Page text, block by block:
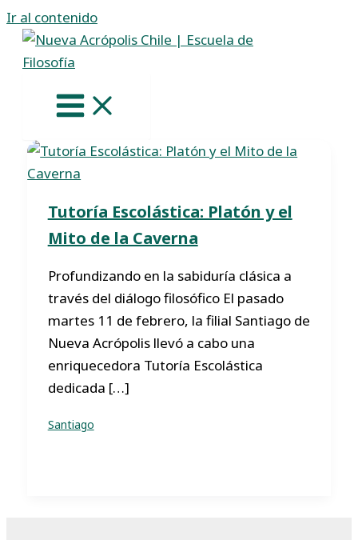
Ir al contenido
Tutoría Escolástica: Platón y el
Mito de la Caverna
Profundizando en la sabiduría clásica a
través del diálogo filosófico El pasado
martes 11 de febrero, la filial Santiago de
Nueva Acrópolis llevó a cabo una
enriquecedora Tutoría Escolástica
dedicada […]
Santiago